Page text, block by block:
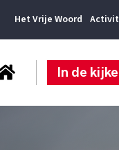
Het Vrije Woord
In de